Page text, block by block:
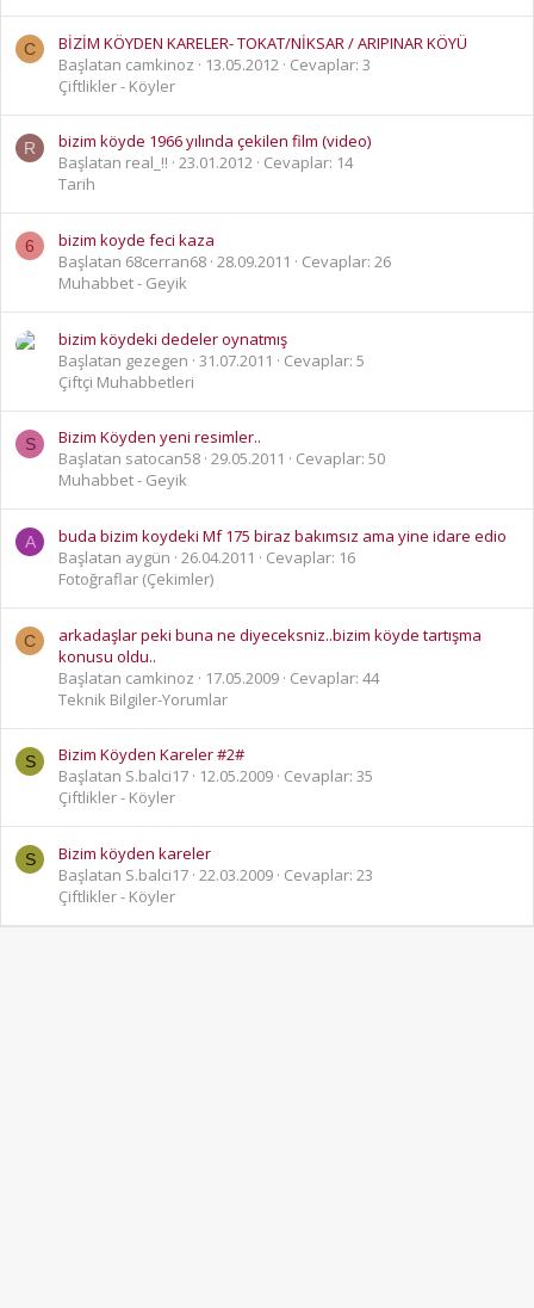
C
BİZİM KÖYDEN KARELER- TOKAT/NİKSAR / ARIPINAR KÖYÜ
Başlatan camkinoz
13.05.2012 Cevaplar: 3
Çiftlikler - Köyler
R
bizim köyde 1966 yılında çekilen film (video)
Başlatan real_!! 23.01.2012 Cevaplar: 14
Tarih
6
bizim koyde feci kaza
Başlatan 68cerran68 28.09.2011
Cevaplar: 26
Muhabbet - Geyik
bizim köydeki dedeler oynatmış
Başlatan gezegen 31.07.2011
Cevaplar: 5
Çiftçi Muhabbetleri
S
Bizim Köyden yeni resimler..
Başlatan satocan58 29.05.2011
Cevaplar: 50
Muhabbet - Geyik
A
buda bizim koydeki Mf 175 biraz bakımsız ama yine idare edio
Başlatan aygün 26.04.2011
Cevaplar: 16
Fotoğraflar (Çekimler)
C
arkadaşlar peki buna ne diyeceksniz..bizim köyde tartışma
konusu oldu..
Başlatan camkinoz
17.05.2009 Cevaplar: 44
Teknik Bilgiler-Yorumlar
S
Bizim Köyden Kareler #2#
Başlatan S.balci17
12.05.2009 Cevaplar: 35
Çiftlikler - Köyler
S
Bizim köyden kareler
Başlatan S.balci17 22.03.2009 Cevaplar: 23
Çiftlikler - Köyler